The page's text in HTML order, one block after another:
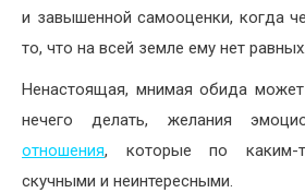
и завышенной самооценки, когда
то, что на всей земле ему нет равных.
Ненастоящая, мнимая обида может
нечего делать, желания
отношения, которые по каким-
скучными и неинтересными.